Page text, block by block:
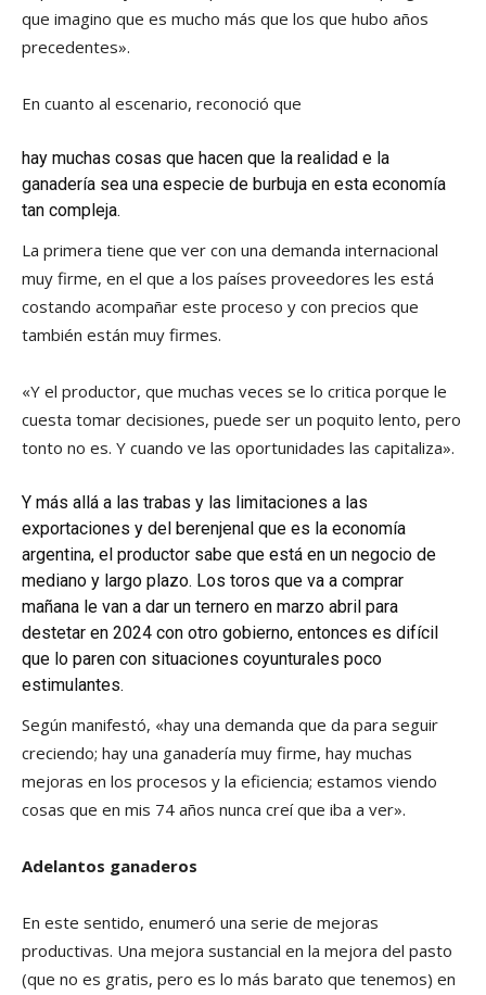
que imagino que es mucho más que los que hubo años
precedentes».
En cuanto al escenario, reconoció que
hay muchas cosas que hacen que la realidad e la
ganadería sea una especie de burbuja en esta economía
tan compleja.
La primera tiene que ver con una demanda internacional
muy firme, en el que a los países proveedores les está
costando acompañar este proceso y con precios que
también están muy firmes.
«Y el productor, que muchas veces se lo critica porque le
cuesta tomar decisiones, puede ser un poquito lento, pero
tonto no es. Y cuando ve las oportunidades las capitaliza».
Y más allá a las trabas y las limitaciones a las
exportaciones y del berenjenal que es la economía
argentina, el productor sabe que está en un negocio de
mediano y largo plazo. Los toros que va a comprar
mañana le van a dar un ternero en marzo abril para
destetar en 2024 con otro gobierno, entonces es difícil
que lo paren con situaciones coyunturales poco
estimulantes.
Según manifestó, «hay una demanda que da para seguir
creciendo; hay una ganadería muy firme, hay muchas
mejoras en los procesos y la eficiencia; estamos viendo
cosas que en mis 74 años nunca creí que iba a ver».
Adelantos ganaderos
En este sentido, enumeró una serie de mejoras
productivas. Una mejora sustancial en la mejora del pasto
(que no es gratis, pero es lo más barato que tenemos) en